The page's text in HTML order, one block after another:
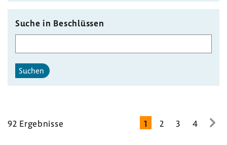
auswählen
Suche in Beschlüssen
Suchen
92 Ergeb­nisse 1 2 3 4
zur